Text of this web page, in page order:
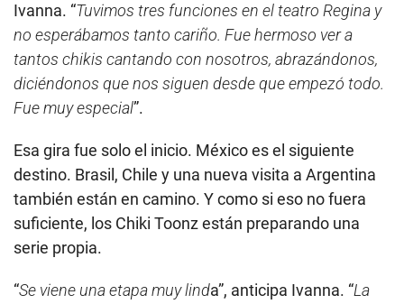
Ivanna. “Tuvimos tres funciones en el teatro Regina y
no esperábamos tanto cariño. Fue hermoso ver a
tantos chikis cantando con nosotros, abrazándonos,
diciéndonos que nos siguen desde que empezó todo.
Fue muy especial”.
Esa gira fue solo el inicio. México es el siguiente
destino. Brasil, Chile y una nueva visita a Argentina
también están en camino. Y como si eso no fuera
suficiente, los Chiki Toonz están preparando una
serie propia.
“Se viene una etapa muy linda”, anticipa Ivanna. “La